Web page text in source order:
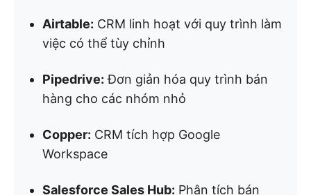
Airtable: CRM linh hoạt với quy trình làm
việc có thể tùy chỉnh
Pipedrive: Đơn giản hóa quy trình bán
hàng cho các nhóm nhỏ
Copper: CRM tích hợp Google
Workspace
Salesforce Sales Hub: Phân tích bán